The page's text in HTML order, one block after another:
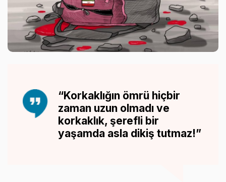
“Korkaklığın ömrü hiçbir
zaman uzun olmadı ve
korkaklık, şerefli bir
yaşamda asla dikiş tutmaz!”